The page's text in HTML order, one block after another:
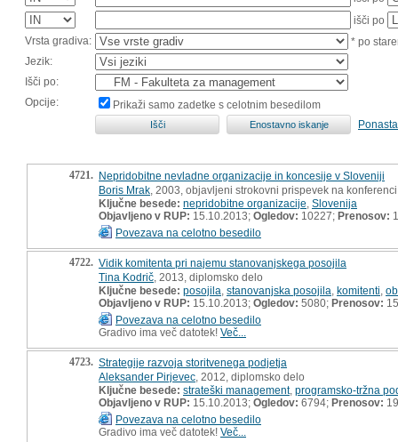
išči po
Vrsta gradiva:
* po
Jezik:
Išči po:
Opcije:
Prikaži samo zadetke s celotnim besedilom
4721. Nepridobitne nevladne organizacije in koncesije v Sloveniji
Boris Mrak , 2003, objavljeni strokovni prispevek na konferenci
Ključne besede: nepridobitne organizacije Slovenija
Objavljeno v RUP: 15.10.2013; Ogledov: 10227; Prenosov:
Povezava na celotno besedilo
4722. Vidik komitenta pri najemu stanovanjskega posojila
Tina Kodrič , 2013, diplomsko delo
Ključne besede: posojila stanovanjska posojila komitenti
Objavljeno v RUP: 15.10.2013; Ogledov: 5080; Prenosov:
Povezava na celotno besedilo
Gradivo ima več datotek! Več...
4723. Strategije razvoja storitvenega podjetja
Aleksander Pirjevec , 2012, diplomsko delo
Ključne besede: strateški management, programsko-tržna
Objavljeno v RUP: 15.10.2013; Ogledov: 6794; Prenosov:
Povezava na celotno besedilo
Gradivo ima več datotek! Več...